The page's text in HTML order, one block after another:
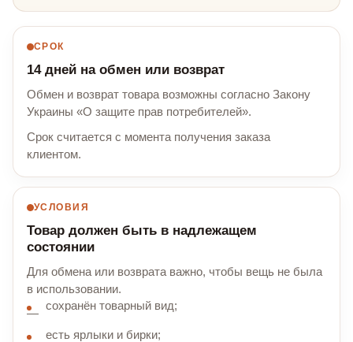
СРОК
14 дней на обмен или возврат
Обмен и возврат товара возможны согласно Закону
Украины «О защите прав потребителей».
Срок считается с момента получения заказа
клиентом.
УСЛОВИЯ
Товар должен быть в надлежащем
состоянии
Для обмена или возврата важно, чтобы вещь не была
в использовании.
сохранён товарный вид;
есть ярлыки и бирки;